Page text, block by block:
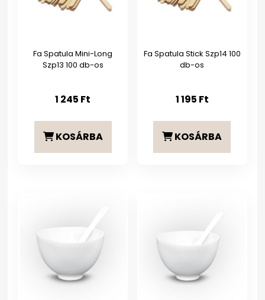
Fa Spatula Mini-Long
Szp13 100 db-os
1 245 Ft
KOSÁRBA
Fa Spatula Stick Szp14 100
db-os
1 195 Ft
KOSÁRBA